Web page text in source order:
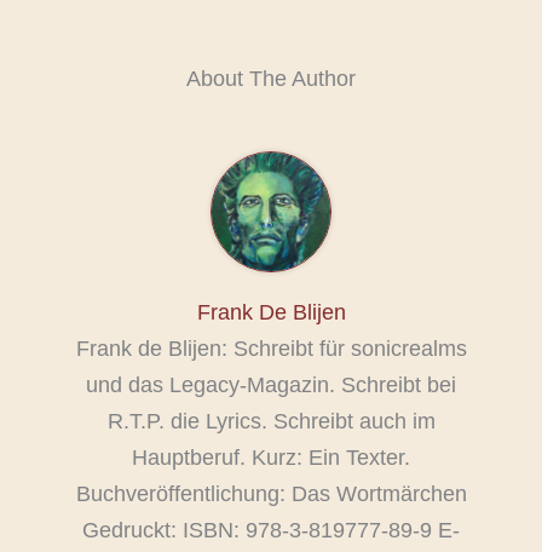
About The Author
Frank De Blijen
Frank de Blijen: Schreibt für sonicrealms
und das Legacy-Magazin. Schreibt bei
R.T.P. die Lyrics. Schreibt auch im
Hauptberuf. Kurz: Ein Texter.
Buchveröffentlichung: Das Wortmärchen
Gedruckt: ISBN: 978-3-819777-89-9 E-